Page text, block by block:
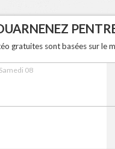
gratuites sont basées sur le
Samedi 08